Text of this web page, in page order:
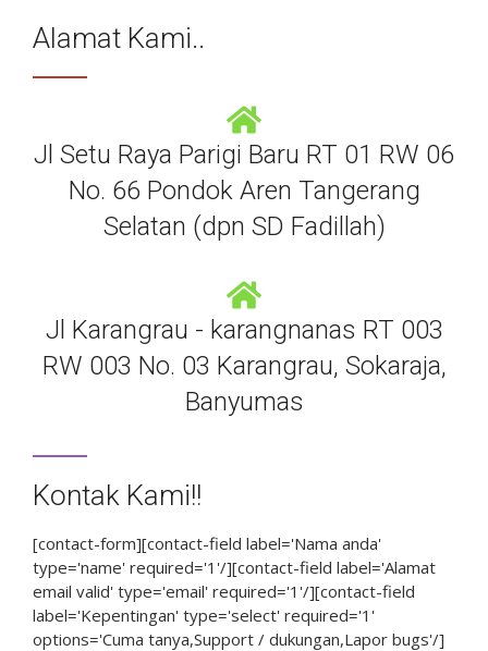
Alamat Kami..
Jl Setu Raya Parigi Baru RT 01 RW 06
No. 66 Pondok Aren Tangerang
Selatan (dpn SD Fadillah)
Jl Karangrau - karangnanas RT 003
RW 003 No. 03 Karangrau, Sokaraja,
Banyumas
Kontak Kami!!
[contact-form][contact-field label='Nama anda'
type='name' required='1'/][contact-field label='Alamat
email valid' type='email' required='1'/][contact-field
label='Kepentingan' type='select' required='1'
options='Cuma tanya,Support / dukungan,Lapor bugs'/]